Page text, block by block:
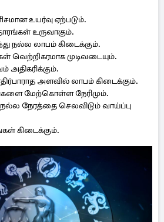
உயர்வு ஏற்படும்.
உருவாகும்.
நல்ல லாபம் கிடைக்கும்.
முடிவடையும்.
அதிகரிக்கும்.
அளவில் லாபம் கிடைக்கும்.
மேற்கொள்ள நேரிமும்.
நல்ல நேரத்தை செலவிடும் வாய்ப்பு
கிடைக்கும்.